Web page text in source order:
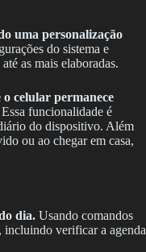
uma personalização
do sistema e
as mais elaboradas.
celular permanece
Essa funcionalidade é
do dispositivo. Além
ou ao chegar em casa,
dia. Usando comandos
incluindo verificar a agenda